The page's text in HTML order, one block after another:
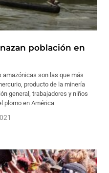
población en
amazónicas son las que más
producto de la minería
general, trabajadores y niños
plomo en América